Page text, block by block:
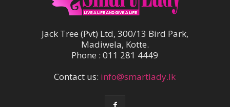
Jack Tree (Pvt) Ltd, 300/13 Bird Park,
Madiwela, Kotte.
Phone : 011 281 4449
Contact us: info@smartlady.lk